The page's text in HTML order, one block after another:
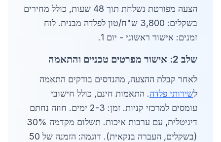
הצעה מפורטת נשלחת תוך 48 שעות, כולל מחירים
בשקלים: 3,800 ש"ח/טון לפלדה מבנית. לוח
זמנים: אישור ראשוני - יום 1.
שלב 2: אישור מפרטים טכניים והתאמה
לאחר קבלת ההצעה, מהנדסים בודקים התאמה
לשירותי פלדה. התאמות חינם, כולל חישובי
עומסים למרכזי קניות. זמן: 2-3 ימים. חוזה נחתם
דיגיטלית, עם ערבות איכות. תשלום מקדמה 30%
(בשקלים, העברה בנקאית). דוגמה: הזמנה של 50